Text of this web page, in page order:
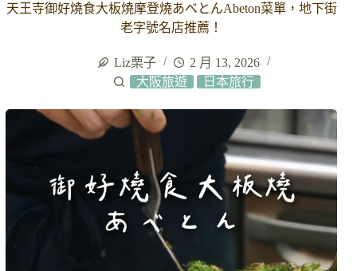
天王寺御好燒食大板燒摩登燒あべとんAbeton菜單，地下街
老字號名店推薦！
Liz栗子
2 月 13, 2026
大阪旅遊
日本旅行